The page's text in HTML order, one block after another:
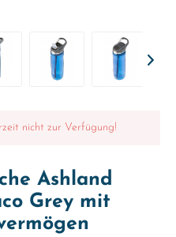
nicht zur Verfügung!
Ashland
Grey mit